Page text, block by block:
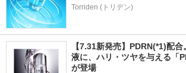
Torriden (トリデン)
【7.31新発売】PDRN(*1)配
液に、ハリ・ツヤを与える「
が登場